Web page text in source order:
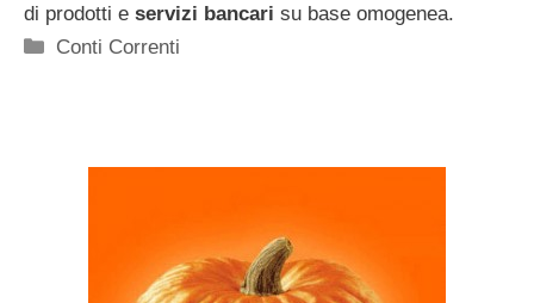
di prodotti e servizi bancari su base omogenea.
Categorie
Conti Correnti